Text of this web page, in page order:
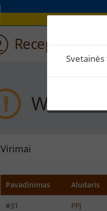
Recepto
Wit-
Virimai
Pavadinimas Aludaris
#31 PPJ